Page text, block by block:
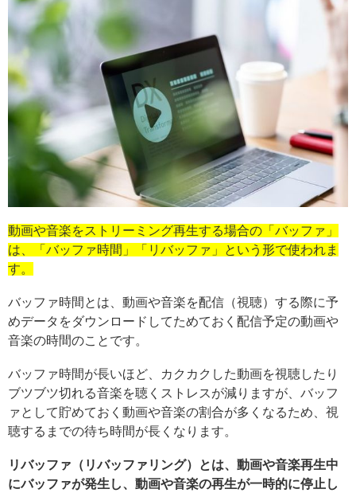
動画や音楽をストリーミング再生する場合の「バッファ」
は、「バッファ時間」「リバッファ」という形で使われま
す。
バッファ時間とは、動画や音楽を配信（視聴）する際に予
めデータをダウンロードしてためておく配信予定の動画や
音楽の時間のことです。
バッファ時間が長いほど、カクカクした動画を視聴したり
ブツブツ切れる音楽を聴くストレスが減りますが、バッフ
ァとして貯めておく動画や音楽の割合が多くなるため、視
聴するまでの待ち時間が長くなります。
リバッファ（リバッファリング）とは、動画や音楽再生中
にバッファが発生し、動画や音楽の再生が一時的に停止し